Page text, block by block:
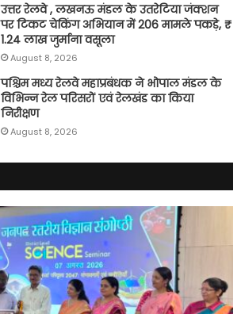
उत्तर रेलवे , लखनऊ मंडल के उतरेटिया जंक्शन
पर टिकट चेकिंग अभियान में 206 मामले पकड़े, ₹
1.24 लाख जुर्माना वसूला
August 8, 2026
पश्चिम मध्य रेलवे महाप्रबंधक ने भोपाल मंडल के
विभिन्न रेल परिसरों एवं रेलखंड का किया
निरीक्षण
August 8, 2026